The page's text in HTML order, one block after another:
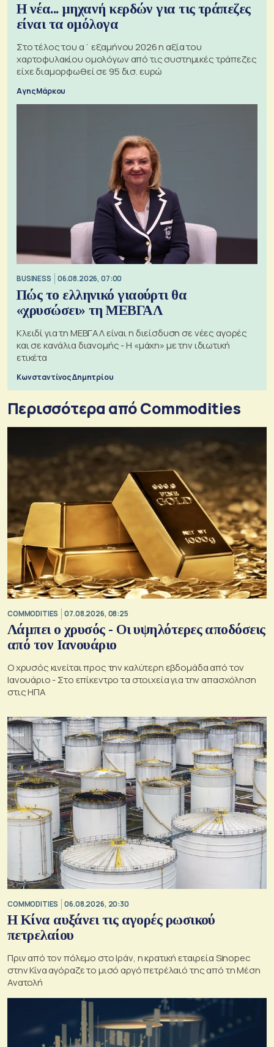
Η νέα... μηχανή κερδών για τις τράπεζες
είναι τα ομόλογα
Στο τέλος του α΄ εξαμήνου 2026 η αξία του
χαρτοφυλακίου ομολόγων από τις συστημικές τράπεζες
είχε διαμορφωθεί σε 95 δισ. ευρώ
Αγης Μάρκου
BUSINESS 06.08.2026, 07:00
Πώς το ελληνικό γιαούρτι θα
«χρυσώσει» τη ΜΕΒΓΑΛ
Κλειδί για τη ΜΕΒΓΑΛ είναι η διείσδυση σε νέες αγορές
και σε κανάλια διανομής - Η «μάχη» με την ιδιωτική
ετικέτα
Κωνσταντίνος Δημητρίου
Περισσότερα από Commodities
COMMODITIES 07.08.2026, 08:25
Λάμπει ο χρυσός - Οι υψηλότερες αποδόσεις
από τον Ιανουάριο
Ο χρυσός κινείται προς την καλύτερη εβδομάδα από τον
Ιανουάριο - Στο επίκεντρο τα στοιχεία για την απασχόληση
στις ΗΠΑ
COMMODITIES 06.08.2026, 20:30
Η Κίνα αυξάνει τις αγορές ρωσικού
πετρελαίου
Πριν από τον πόλεμο στο Ιράν, η κρατική εταιρεία Sinopec
στην Κίνα αγόραζε το μισό αργό πετρέλαιό της από τη Μέση
Ανατολή